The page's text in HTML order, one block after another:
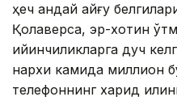
ҳеч қандай қайғу
Қолаверса, эр-хотин
қийинчиликларга дуч
нархи камида миллион
телефоннинг харид